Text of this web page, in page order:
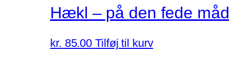
Hækl – på den fede
kr. 85.00 Tilføj til kurv